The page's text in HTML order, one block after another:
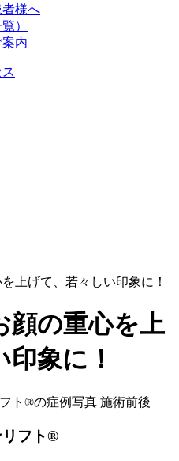
様へ
）
内
上げて、若々しい印象に！
顔の重心を上
象に！
リフト®